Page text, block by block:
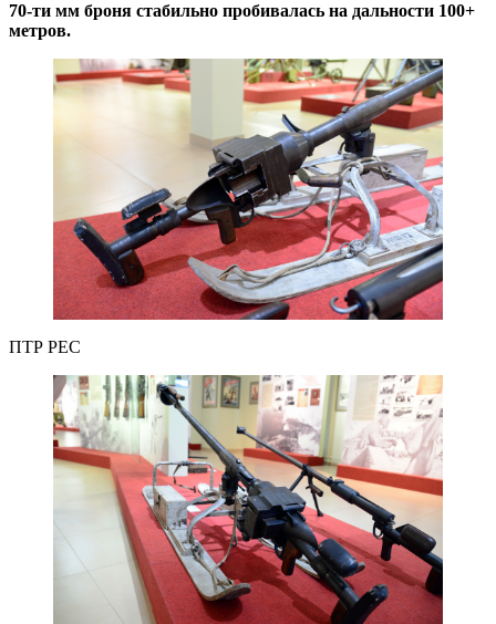
70-ти мм броня стабильно пробивалась на дальности 100+
метров.
ПТР РЕС